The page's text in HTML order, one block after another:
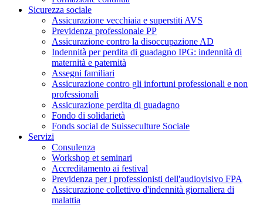
Sicurezza sociale
Assicurazione vecchiaia e superstiti AVS
Previdenza professionale PP
Assicurazione contro la disoccupazione AD
Indennità per perdita di guadagno IPG: indennità di
maternità e paternità
Assegni familiari
Assicurazione contro gli infortuni professionali e non
professionali
Assicurazione perdita di guadagno
Fondo di solidarietà
Fonds social de Suisseculture Sociale
Servizi
Consulenza
Workshop et seminari
Accreditamento ai festival
Previdenza per i professionisti dell'audiovisivo FPA
Assicurazione collettivo d'indennità giornaliera di
malattia